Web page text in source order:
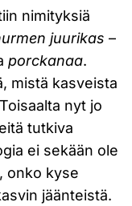
nimityksiä
juurikas –
porckanaa.
mistä kasveista
nyt jo
tutkiva
ei sekään ole
onko kyse
jäänteistä.